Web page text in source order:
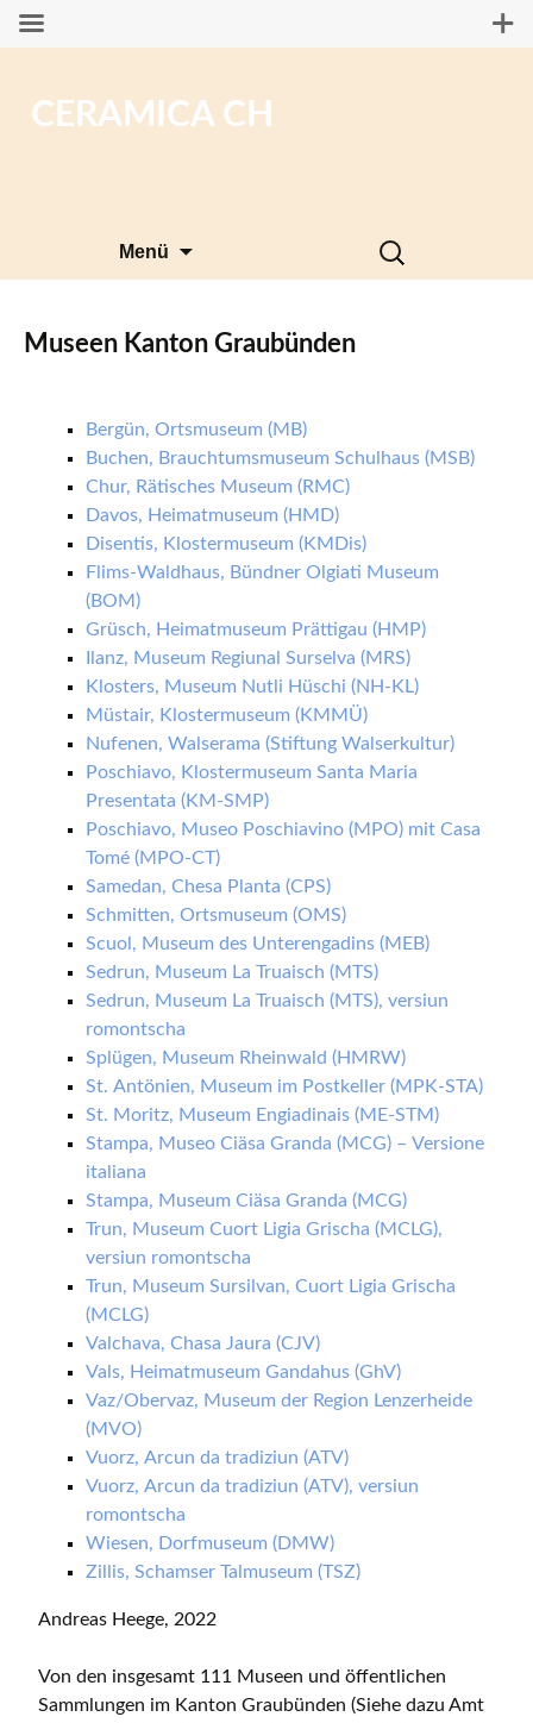
CERAMICA CH
Menü
Suchen
nach:
Museen Kanton Graubünden
Bergün, Ortsmuseum (MB)
Buchen, Brauchtumsmuseum Schulhaus (MSB)
Chur, Rätisches Museum (RMC)
Davos, Heimatmuseum (HMD)
Disentis, Klostermuseum (KMDis)
Flims-Waldhaus, Bündner Olgiati Museum
(BOM)
Grüsch, Heimatmuseum Prättigau (HMP)
Ilanz, Museum Regiunal Surselva (MRS)
Klosters, Museum Nutli Hüschi (NH-KL)
Müstair, Klostermuseum (KMMÜ)
Nufenen, Walserama (Stiftung Walserkultur)
Poschiavo, Klostermuseum Santa Maria
Presentata (KM-SMP)
Poschiavo, Museo Poschiavino (MPO) mit Casa
Tomé (MPO-CT)
Samedan, Chesa Planta (CPS)
Schmitten, Ortsmuseum (OMS)
Scuol, Museum des Unterengadins (MEB)
Sedrun, Museum La Truaisch (MTS)
Sedrun, Museum La Truaisch (MTS), versiun
romontscha
Splügen, Museum Rheinwald (HMRW)
St. Antönien, Museum im Postkeller (MPK-STA)
St. Moritz, Museum Engiadinais (ME-STM)
Stampa, Museo Ciäsa Granda (MCG) – Versione
italiana
Stampa, Museum Ciäsa Granda (MCG)
Trun, Museum Cuort Ligia Grischa (MCLG),
versiun romontscha
Trun, Museum Sursilvan, Cuort Ligia Grischa
(MCLG)
Valchava, Chasa Jaura (CJV)
Vals, Heimatmuseum Gandahus (GhV)
Vaz/Obervaz, Museum der Region Lenzerheide
(MVO)
Vuorz, Arcun da tradiziun (ATV)
Vuorz, Arcun da tradiziun (ATV), versiun
romontscha
Wiesen, Dorfmuseum (DMW)
Zillis, Schamser Talmuseum (TSZ)
Andreas Heege, 2022
Von den insgesamt 111 Museen und öffentlichen
Sammlungen im Kanton Graubünden (Siehe dazu Amt